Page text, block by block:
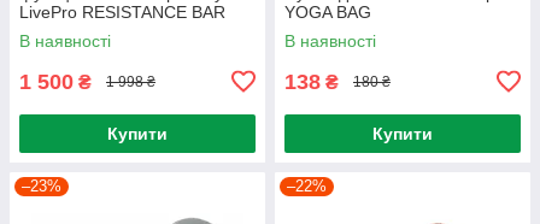
LivePro RESISTANCE BAR
SET
В наявності
1 500 ₴ 1 998 ₴
Купити
YOGA BAG
В наявності
138 ₴ 180 ₴
Купити
–23% –22%